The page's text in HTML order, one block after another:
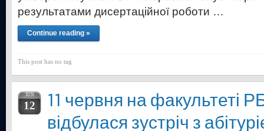
результатами дисертаційної роботи …
Continue reading »
This post has no tag
JUN
12
11 червня на факультеті
відбулася зустріч з